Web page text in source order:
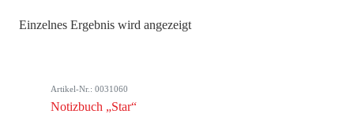
Farbe
Einzelnes Ergebnis wird angezeigt
Artikel-Nr.: 0031060
Notizbuch „Star“